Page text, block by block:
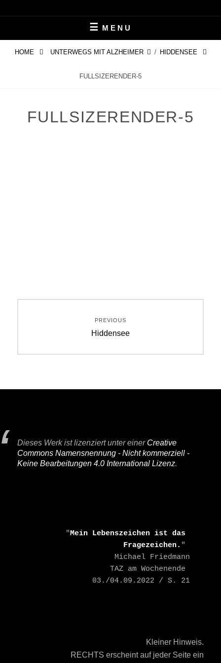
to
PERIFAIR
MENU
HOME UNTERWEGS MIT ALZHEIMER / HIDDENSEE
FULLSIZERENDER-5
FULLSIZERENDER-5
PREVIOUS
Previous
Hiddensee
Dieses Werk ist lizenziert unter einer Creative
Commons Namensnennung - Nicht kommerziell -
Keine Bearbeitungen 4.0 International Lizenz.
    "
Mein Lebenszeichen ist das
Fragezeichen. "
03./04.09.2022 / S. 21
Kleiner Hinweis.
RECHTS erscheint auf jeder Seite ein